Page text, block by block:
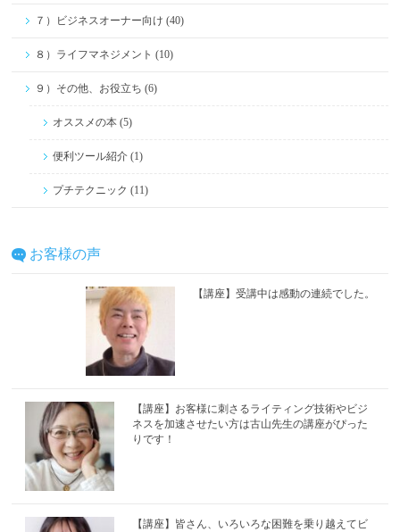
７）ビジネスオーナー向け (40)
８）ライフマネジメント (10)
９）その他、お役立ち (6)
オススメの本 (5)
便利ツール紹介 (1)
プチテクニック (11)
お客様の声
【講座】受講中は感動の連続でした。
【講座】お客様に刺さるライティング技術やビジ
ネスを加速させたい方は古山先生の講座がぴった
りです！
【講座】皆さん、いろいろな困難を乗り越えてビ